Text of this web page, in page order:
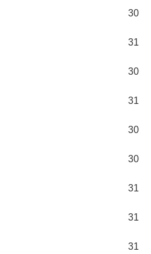
30
31
30
31
30
30
31
31
31